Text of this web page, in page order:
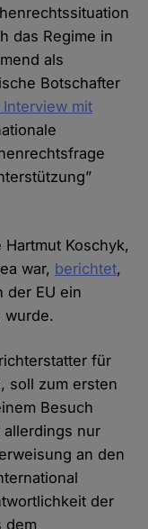
das Regime in
als
Botschafter
mit
Koschyk,
war, berichtet,
der EU ein
wurde.
für
soll zum ersten
Besuch
nur
an den
der
dem